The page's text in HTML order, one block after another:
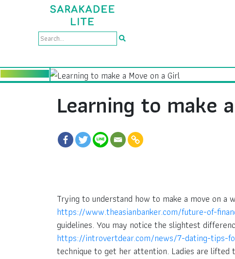
Learning to make
Trying to understand how to make a move on
https://www.theasianbanker.com/future-of-
guidelines. You may notice the slightest
https://introvertdear.com/news/7-dating-tips-
technique to get her attention. Ladies are